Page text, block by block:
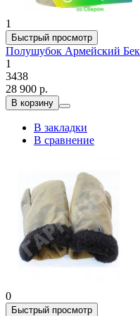
1
Быстрый просмотр
Полушубок Армейский
1
3438
28 900 р.
В корзину
В закладки
В сравнение
0
Быстрый просмотр